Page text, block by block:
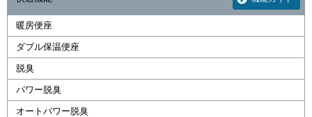
暖房便座
ダブル保温便座
脱臭
パワー脱臭
オートパワー脱臭